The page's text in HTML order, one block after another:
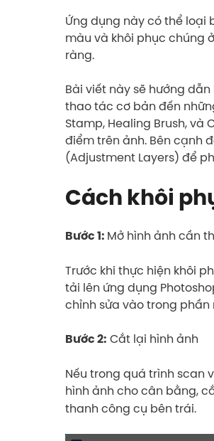
Ứng dụng này có thể loại
màu và khôi phục chúng
ràng.
Bài viết này sẽ hướng
thao tác cơ bản đến
Stamp, Healing Brush, và
điểm trên ảnh. Bên cạnh
(Adjustment Layers) để
Cách khôi
Bước 1: Mở hình ảnh cần
Trước khi thực hiện khôi
tải lên ứng dụng
chỉnh sửa vào trong phần
Bước 2: Cắt lại hình ảnh
Nếu trong quá trình scan
hình ảnh cho cân bằng,
thanh công cụ bên trái.